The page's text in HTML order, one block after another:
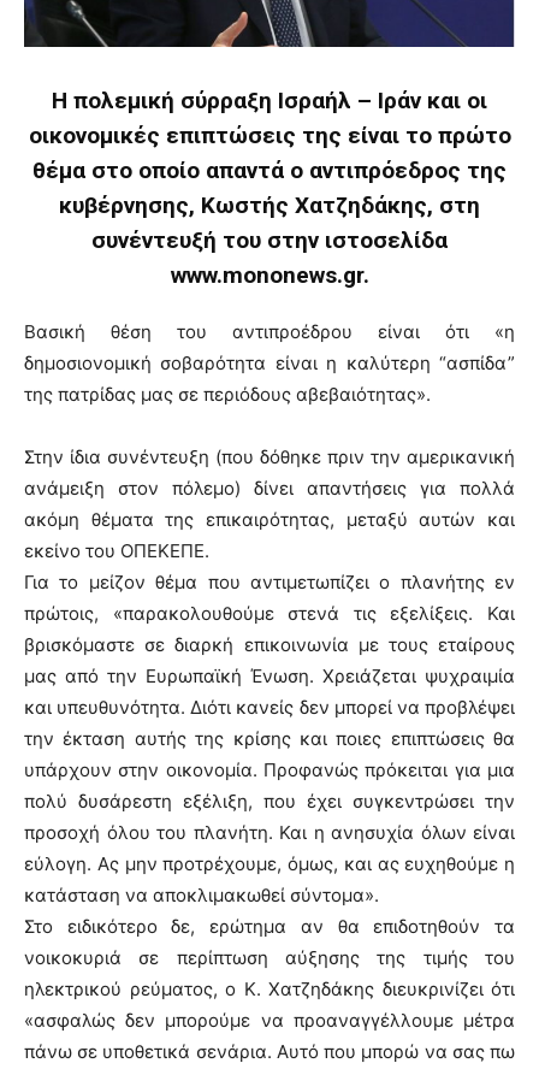
Η πολεμική σύρραξη Ισραήλ – Ιράν και οι
οικονομικές επιπτώσεις της είναι το πρώτο
θέμα στο οποίο απαντά ο αντιπρόεδρος της
κυβέρνησης, Κωστής Χατζηδάκης, στη
συνέντευξή του στην ιστοσελίδα
www.mononews.gr.
Βασική θέση του αντιπροέδρου είναι ότι «η
δημοσιονομική σοβαρότητα είναι η καλύτερη “ασπίδα”
της πατρίδας μας σε περιόδους αβεβαιότητας».
Στην ίδια συνέντευξη (που δόθηκε πριν την αμερικανική
ανάμειξη στον πόλεμο) δίνει απαντήσεις για πολλά
ακόμη θέματα της επικαιρότητας, μεταξύ αυτών και
εκείνο του ΟΠΕΚΕΠΕ.
Για το μείζον θέμα που αντιμετωπίζει ο πλανήτης εν
πρώτοις, «παρακολουθούμε στενά τις εξελίξεις. Και
βρισκόμαστε σε διαρκή επικοινωνία με τους εταίρους
μας από την Ευρωπαϊκή Ένωση. Χρειάζεται ψυχραιμία
και υπευθυνότητα. Διότι κανείς δεν μπορεί να προβλέψει
την έκταση αυτής της κρίσης και ποιες επιπτώσεις θα
υπάρχουν στην οικονομία. Προφανώς πρόκειται για μια
πολύ δυσάρεστη εξέλιξη, που έχει συγκεντρώσει την
προσοχή όλου του πλανήτη. Και η ανησυχία όλων είναι
εύλογη. Ας μην προτρέχουμε, όμως, και ας ευχηθούμε η
κατάσταση να αποκλιμακωθεί σύντομα».
Στο ειδικότερο δε, ερώτημα αν θα επιδοτηθούν τα
νοικοκυριά σε περίπτωση αύξησης της τιμής του
ηλεκτρικού ρεύματος, ο Κ. Χατζηδάκης διευκρινίζει ότι
«ασφαλώς δεν μπορούμε να προαναγγέλλουμε μέτρα
πάνω σε υποθετικά σενάρια. Αυτό που μπορώ να σας πω